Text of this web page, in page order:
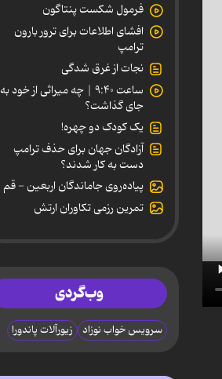
فرمول شکست پنتاگون
افشای اطلاعات برای ترور بارون
ترامپ
نجات از غرق شدگی
ساعت ۹:۴۰ | چه میراثی از خود به
جای گذاشت؟
یک کودک دو چهره!
آزادگان جهان برای حذف ترامپ
دست به کار شدند؟
پیاده‌روی جاماندگان اربعین - قم
تمرین رزمی تکاوران ارتش
وب‌گردی
سرویس خواب نوزاد زیورآلات پاندورا